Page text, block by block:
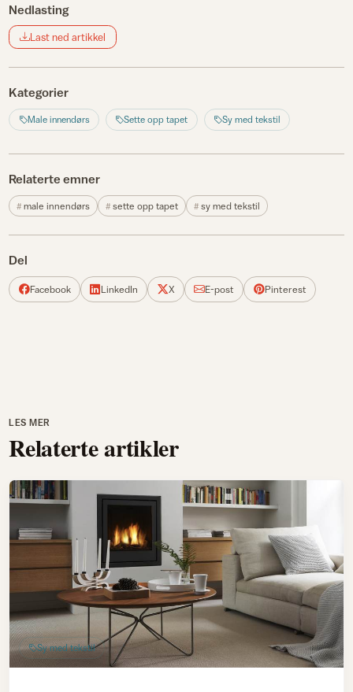
Nedlasting
Last ned artikkel
Kategorier
Male innendørs Sette opp tapet Sy med tekstil
Relaterte emner
male innendørs sette opp tapet sy med tekstil
Del
Facebook LinkedIn X E-post Pinterest
LES MER
Relaterte artikler
Sy med tekstil